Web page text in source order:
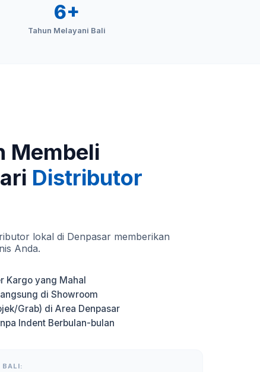
6+
Tahun Melayani Bali
Membeli
Distributor
lokal di Denpasar memberikan
Anda.
Kargo yang Mahal
di Showroom
Grab) di Area Denpasar
Indent Berbulan-bulan
BALI: